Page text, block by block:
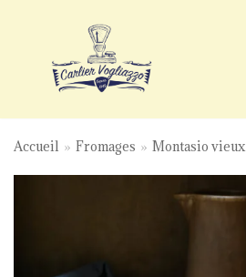
contenu
Accueil » Fromages » Montasio vieux